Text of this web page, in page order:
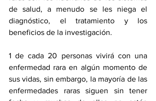
de salud, a menudo se les niega el
diagnóstico, el tratamiento y los
beneficios de la investigación.
1 de cada 20 personas vivirá con una
enfermedad rara en algún momento de
sus vidas, sin embargo, la mayoría de las
enfermedades raras siguen sin tener